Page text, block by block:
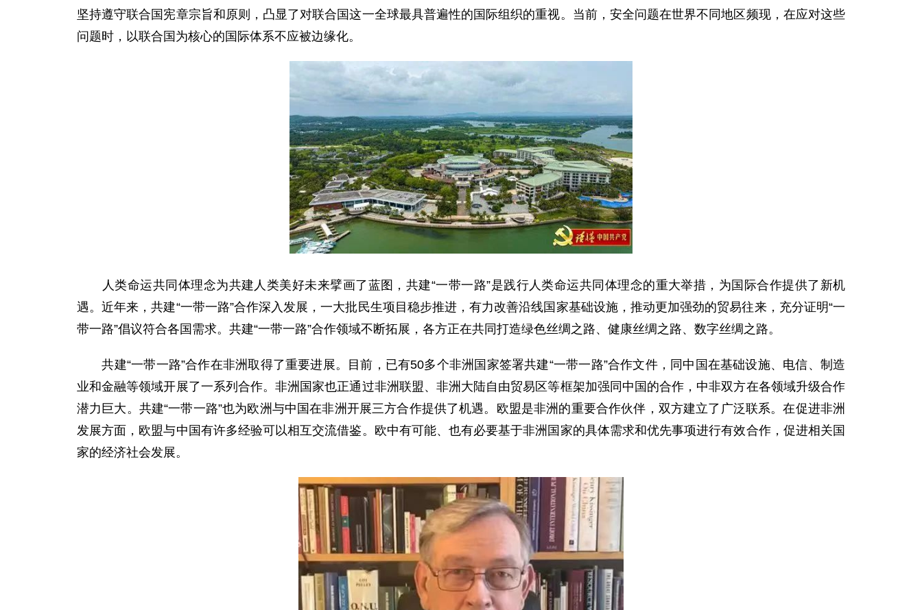
坚持遵守联合国宪章宗旨和原则，凸显了对联合国这一全球最具普遍性的国际组织的重视。当前，安全问题在世界不同地区频现，在应对这些
问题时，以联合国为核心的国际体系不应被边缘化。
人类命运共同体理念为共建人类美好未来擘画了蓝图，共建“一带一路”是践行人类命运共同体理念的重大举措，为国际合作提供了新机
遇。近年来，共建“一带一路”合作深入发展，一大批民生项目稳步推进，有力改善沿线国家基础设施，推动更加强劲的贸易往来，充分证明“一
带一路”倡议符合各国需求。共建“一带一路”合作领域不断拓展，各方正在共同打造绿色丝绸之路、健康丝绸之路、数字丝绸之路。
共建“一带一路”合作在非洲取得了重要进展。目前，已有50多个非洲国家签署共建“一带一路”合作文件，同中国在基础设施、电信、制造
业和金融等领域开展了一系列合作。非洲国家也正通过非洲联盟、非洲大陆自由贸易区等框架加强同中国的合作，中非双方在各领域升级合作
潜力巨大。共建“一带一路”也为欧洲与中国在非洲开展三方合作提供了机遇。欧盟是非洲的重要合作伙伴，双方建立了广泛联系。在促进非洲
发展方面，欧盟与中国有许多经验可以相互交流借鉴。欧中有可能、也有必要基于非洲国家的具体需求和优先事项进行有效合作，促进相关国
家的经济社会发展。